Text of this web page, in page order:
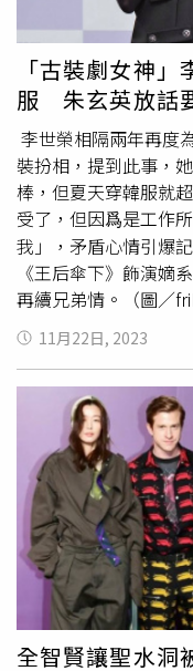
管是哪種膚質，都有
嬌蘭全新24K 純金保
(WHITE GOLD)，其
調肌膚。第二種，添
色調肌膚。第三種，
色調肌膚注入亮澤活
受，讓肌膚真的澎潤
自然膚色的24K 純金
底之後，每個人的肌
線，造光質感滿分。
24K 純金保濕持妝凝
金、玫瑰金金箔完全
如珠寶般的奢華瓶身
與嬌蘭的全球環境友
露中的白金、黃金與
芒。這款容器符合嚴
衝擊，玻璃重量減輕
可旋開，方便產品回
三色35ml/3,100元。
收入，收入相當可觀
李孝利的代言也反應
人氣，月銷售額比之
暴增60％。
「古裝劇女神
服 朱玄英放話
李世榮相隔兩年再度
裝扮相，提到此事，
棒，但夏天穿韓服就
受了，但因爲是工作
我」，矛盾心情引爆
《王后傘下》飾演嫡
再續兄弟情。（圖／
網漫，描述朝鮮時代
婦後意外穿越到現代
在被問到出道26年來
示，與其說是壓力，
攝現場了，和同劇演
她既激動又興奮。去
子的裴仁爀、柳善浩
作裡幾乎沒有兩人單
更親近了，也在拍攝
多幫助；柳善浩則坦
收到劇本，很感謝能
心。而去年在超人氣
11月22日, 2023
全智賢讓聖水